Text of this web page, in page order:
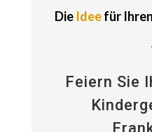
Die Ideefür
Feiern Sie